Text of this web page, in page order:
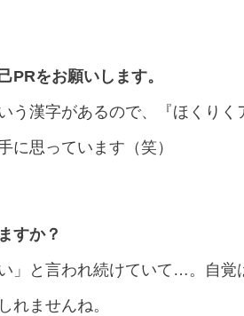
をお願いします。
う漢字があるので、『ほくり
に思っています（笑）
すか？
」と言われ続けていて…。自覚
れませんね。